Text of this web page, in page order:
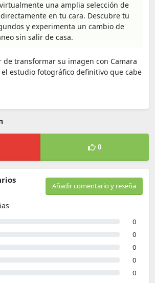
una amplia selección de
en tu cara. Descubre tu
y experimenta un cambio de
sin salir de casa.
de transformar su imagen con Camara
el estudio fotográfico definitivo que cabe
0
Añadir comentario y reseña
0
0
0
0
0